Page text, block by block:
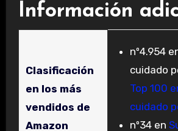
Información
Clasificación
en los más
vendidos de
Amazon
nº4.954
cuidado
Top 100
cuidado
nº34 en